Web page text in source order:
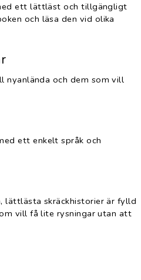
ett lättläst och tillgängligt
och läsa den vid olika
nyanlända och dem som vill
ett enkelt språk och
lättlästa skräckhistorier är fylld
vill få lite rysningar utan att